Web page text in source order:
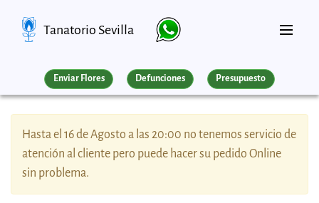
Tanatorio Sevilla
Enviar Flores Defunciones Presupuesto
Hasta el 16 de Agosto a las 20:00 no tenemos servicio de
atención al cliente pero puede hacer su pedido Online
sin problema.